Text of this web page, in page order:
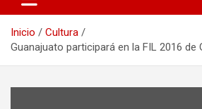
Inicio
Cultura
Guanajuato participará en la FIL 2016 de